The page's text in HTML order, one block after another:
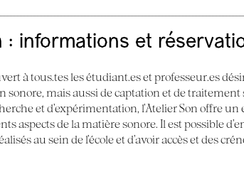
: informations et
à tous.tes les étudiant.es et professeur.es
sonore, mais aussi de captation et de traitement
et d’expérimentation, l’Atelier Son offre un
aspects de la matière sonore. Il est possible
au sein de l’école et d’avoir accès et des